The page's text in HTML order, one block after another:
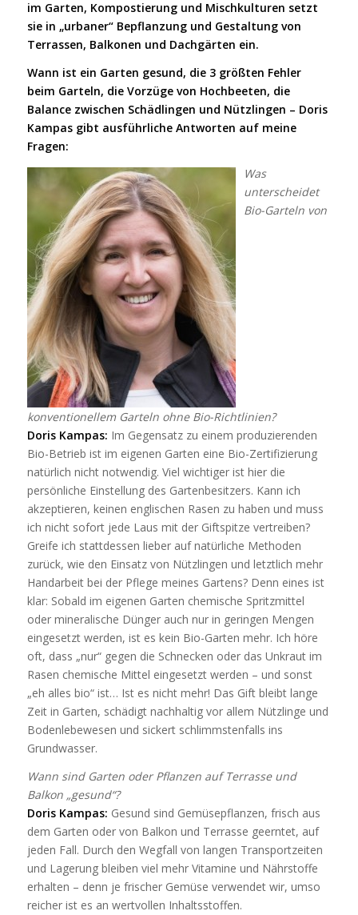
im Garten, Kompostierung und Mischkulturen setzt
sie in „urbaner“ Bepflanzung und Gestaltung von
Terrassen, Balkonen und Dachgärten ein.
Wann ist ein Garten gesund, die 3 größten Fehler
beim Garteln, die Vorzüge von Hochbeeten, die
Balance zwischen Schädlingen und Nützlingen – Doris
Kampas gibt ausführliche Antworten auf meine
Fragen:
Was
unterscheidet
Bio-Garteln von
konventionellem Garteln ohne Bio-Richtlinien?
Doris Kampas: Im Gegensatz zu einem produzierenden
Bio-Betrieb ist im eigenen Garten eine Bio-Zertifizierung
natürlich nicht notwendig. Viel wichtiger ist hier die
persönliche Einstellung des Gartenbesitzers. Kann ich
akzeptieren, keinen englischen Rasen zu haben und muss
ich nicht sofort jede Laus mit der Giftspitze vertreiben?
Greife ich stattdessen lieber auf natürliche Methoden
zurück, wie den Einsatz von Nützlingen und letztlich mehr
Handarbeit bei der Pflege meines Gartens? Denn eines ist
klar: Sobald im eigenen Garten chemische Spritzmittel
oder mineralische Dünger auch nur in geringen Mengen
eingesetzt werden, ist es kein Bio-Garten mehr. Ich höre
oft, dass „nur“ gegen die Schnecken oder das Unkraut im
Rasen chemische Mittel eingesetzt werden – und sonst
„eh alles bio“ ist… Ist es nicht mehr! Das Gift bleibt lange
Zeit in Garten, schädigt nachhaltig vor allem Nützlinge und
Bodenlebewesen und sickert schlimmstenfalls ins
Grundwasser.
Wann sind Garten oder Pflanzen auf Terrasse und
Balkon „gesund“?
Doris Kampas: Gesund sind Gemüsepflanzen, frisch aus
dem Garten oder von Balkon und Terrasse geerntet, auf
jeden Fall. Durch den Wegfall von langen Transportzeiten
und Lagerung bleiben viel mehr Vitamine und Nährstoffe
erhalten – denn je frischer Gemüse verwendet wir, umso
reicher ist es an wertvollen Inhaltsstoffen.